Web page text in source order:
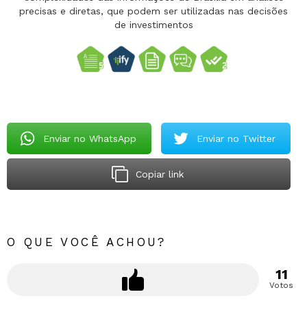
precisas e diretas, que podem ser utilizadas nas decisões
de investimentos
Enviar no WhatsApp Enviar no Twitter
Copiar link
O QUE VOCÊ ACHOU?
11
Votos